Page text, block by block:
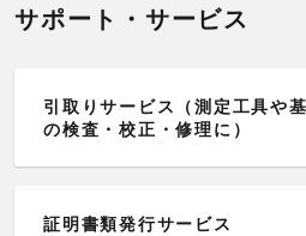
サポート・サービス
引取りサービス（測定工具や
の検査・校正・修理に）
証明書類発行サービス